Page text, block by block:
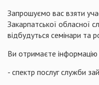
Запрошуємо вас взяти
Закарпатської обласної
відбудуться семінари та
Ви отримаєте
- спектр послуг служби